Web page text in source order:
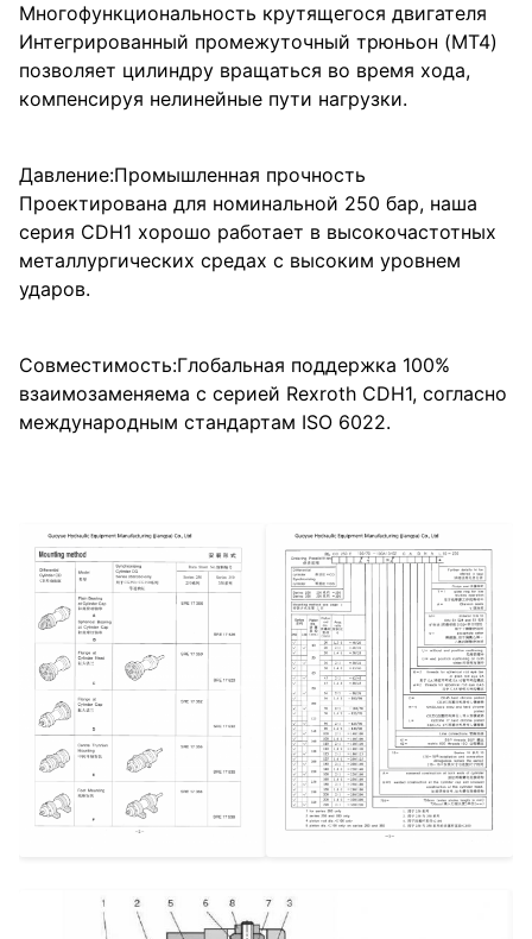
Многофункциональность крутящегося двигателя ️
Интегрированный промежуточный трюньон (MT4)
позволяет цилиндру вращаться во время хода,
компенсируя нелинейные пути нагрузки.
Давление:Промышленная прочность
Проектирована для номинальной 250 бар, наша
серия CDH1 хорошо работает в высокочастотных
металлургических средах с высоким уровнем
ударов.
Совместимость:Глобальная поддержка 100%
взаимозаменяема с серией Rexroth CDH1, согласно
международным стандартам ISO 6022.